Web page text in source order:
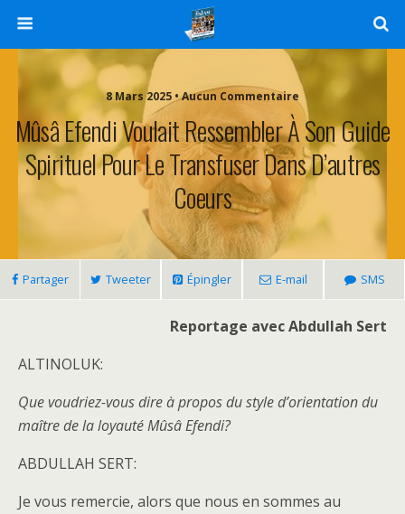
8 Mars 2025 • Aucun Commentaire
Mûsâ Efendi Voulait Ressembler À Son Guide
Spirituel Pour Le Transfuser Dans D’autres
Coeurs
Partager Tweeter Épingler E-mail SMS
Reportage avec Abdullah Sert
ALTINOLUK:
Que voudriez-vous dire à propos du style d’orientation du
maître de la loyauté Mûsâ Efendi?
ABDULLAH SERT:
Je vous remercie, alors que nous en sommes au